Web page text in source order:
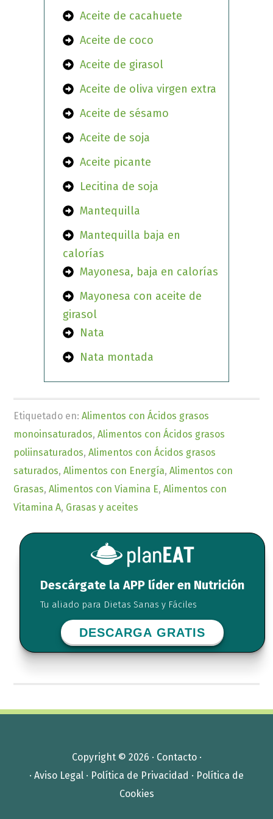
Aceite de cacahuete
Aceite de coco
Aceite de girasol
Aceite de oliva virgen extra
Aceite de sésamo
Aceite de soja
Aceite picante
Lecitina de soja
Mantequilla
Mantequilla baja en
calorías
Mayonesa, baja en calorías
Mayonesa con aceite de
girasol
Nata
Nata montada
Etiquetado en:Alimentos con Ácidos grasos
monoinsaturados,Alimentos con Ácidos grasos
poliinsaturados,Alimentos con Ácidos grasos
saturados,Alimentos con Energía,Alimentos con
Grasas,Alimentos con Viamina E,Alimentos con
Vitamina A, Grasas y aceites
Descárgate la APP líder en Nutrición
Tu aliado para Dietas Sanas y Fáciles
DESCARGA GRATIS
Copyright © 2026 · Contacto·
· Aviso Legal · Política de Privacidad · Política de
Cookies